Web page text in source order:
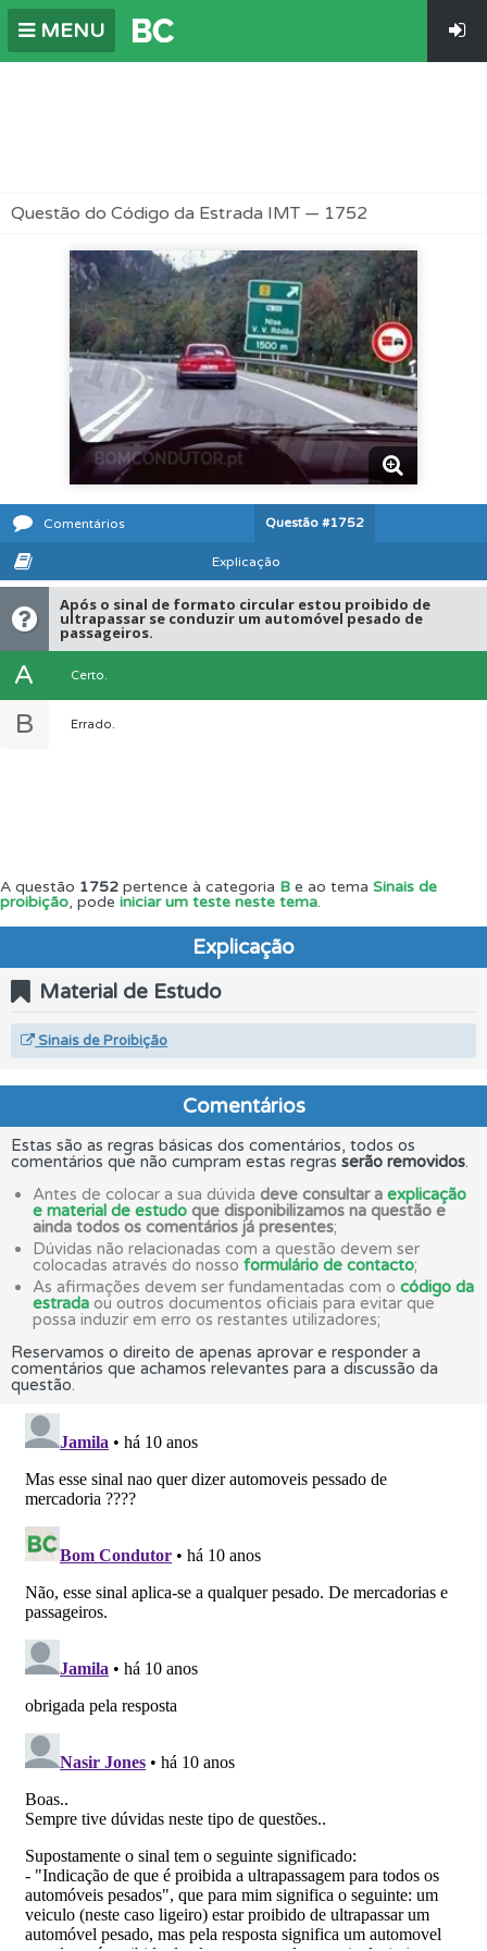
MENU
Questão do Código da Estrada IMT — 1752
Comentários Questão #1752
Explicação
Após o sinal de formato circular estou proibido de
ultrapassar se conduzir um automóvel pesado de
passageiros.
A Certo.
B Errado.
A questão 1752 pertence à categoria B e ao tema Sinais de
proibição, pode iniciar um teste neste tema.
Explicação
Material de Estudo
Sinais de Proibição
Comentários
Estas são as regras básicas dos comentários, todos os
comentários que não cumpram estas regras serão removidos.
Antes de colocar a sua dúvida deve consultar a explicação
e material de estudo que disponibilizamos na questão e
ainda todos os comentários já presentes;
Dúvidas não relacionadas com a questão devem ser
colocadas através do nosso formulário de contacto;
As afirmações devem ser fundamentadas com o código da
estrada ou outros documentos oficiais para evitar que
possa induzir em erro os restantes utilizadores;
Reservamos o direito de apenas aprovar e responder a
comentários que achamos relevantes para a discussão da
questão.